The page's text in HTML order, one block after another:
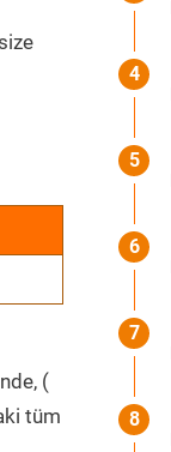
(
tüm
4
5
6
7
8